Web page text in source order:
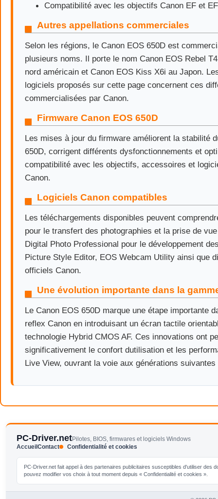
Compatibilité avec les objectifs Canon EF et
Autres appellations commerciales
Selon les régions, le Canon EOS 650D est
plusieurs noms. Il porte le nom Canon EOS Rebel
nord américain et Canon EOS Kiss X6i au Japon.
logiciels proposés sur cette page concernent ces
commercialisées par Canon.
Firmware Canon EOS 650D
Les mises à jour du firmware améliorent la stabilité
650D, corrigent différents dysfonctionnements et
compatibilité avec les objectifs, accessoires et
Canon.
Logiciels Canon compatibles
Les téléchargements disponibles peuvent
pour le transfert des photographies et la prise de
Digital Photo Professional pour le développement
Picture Style Editor, EOS Webcam Utility ainsi que
officiels Canon.
Une évolution importante dans la
Le Canon EOS 650D marque une étape importante
reflex Canon en introduisant un écran tactile
technologie Hybrid CMOS AF. Ces innovations ont
significativement le confort dutilisation et les
Live View, ouvrant la voie aux générations
PC-Driver.netPilotes, BIOS, firmwares et logiciels Windows
Accueil Contact Confidentialité et cookies
PC-Driver.net fait appel à des partenaires publicitaires susceptibles d'utiliser
pouvez modifier vos choix à tout moment depuis « Confidentialité et cookies ».